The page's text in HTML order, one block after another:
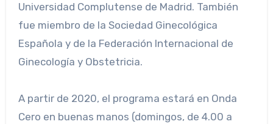
Universidad Complutense de Madrid. También
fue miembro de la Sociedad Ginecológica
Española y de la Federación Internacional de
Ginecología y Obstetricia.
A partir de 2020, el programa estará en Onda
Cero en buenas manos (domingos, de 4.00 a